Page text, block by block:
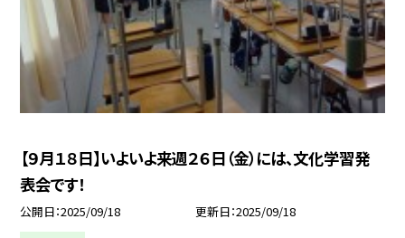
【９月１８日】いよいよ来週２６日（金）には、文化学習発
表会です！
公開日 2025/09/18 更新日 2025/09/18